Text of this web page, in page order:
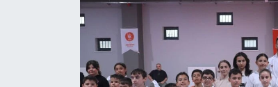
Burç Yorumları